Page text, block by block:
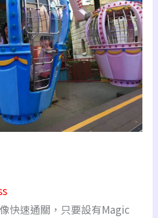
快速通關，只要設有Magic